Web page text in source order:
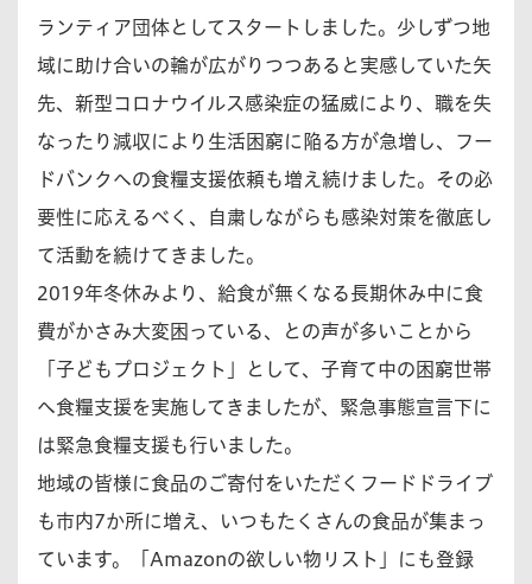
ランティア団体としてスタートしました。少しずつ地
域に助け合いの輪が広がりつつあると実感していた矢
先、新型コロナウイルス感染症の猛威により、職を失
なったり減収により生活困窮に陥る方が急増し、フー
ドバンクへの食糧支援依頼も増え続けました。その必
要性に応えるべく、自粛しながらも感染対策を徹底し
て活動を続けてきました。
2019年冬休みより、給食が無くなる長期休み中に食
費がかさみ大変困っている、との声が多いことから
「子どもプロジェクト」として、子育て中の困窮世帯
へ食糧支援を実施してきましたが、緊急事態宣言下に
は緊急食糧支援も行いました。
地域の皆様に食品のご寄付をいただくフードドライブ
も市内7か所に増え、いつもたくさんの食品が集まっ
ています。「Amazonの欲しい物リスト」にも登録